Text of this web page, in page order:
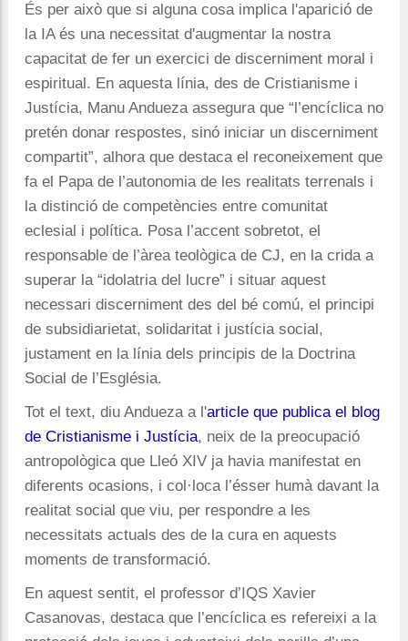
És per això que si alguna cosa implica l'aparició de
la IA és una necessitat d'augmentar la nostra
capacitat de fer un exercici de discerniment moral i
espiritual. En aquesta línia, des de Cristianisme i
Justícia, Manu Andueza assegura que “l’encíclica no
pretén donar respostes, sinó iniciar un discerniment
compartit”, alhora que destaca el reconeixement que
fa el Papa de l’autonomia de les realitats terrenals i
la distinció de competències entre comunitat
eclesial i política. Posa l’accent sobretot, el
responsable de l’àrea teològica de CJ, en la crida a
superar la “idolatria del lucre” i situar aquest
necessari discerniment des del bé comú, el principi
de subsidiarietat, solidaritat i justícia social,
justament en la línia dels principis de la Doctrina
Social de l’Església.
Tot el text, diu Andueza a l'article que publica el blog
de Cristianisme i Justícia, neix de la preocupació
antropològica que Lleó XIV ja havia manifestat en
diferents ocasions, i col·loca l’ésser humà davant la
realitat social que viu, per respondre a les
necessitats actuals des de la cura en aquests
moments de transformació.
En aquest sentit, el professor d’IQS Xavier
Casanovas, destaca que l’encíclica es refereixi a la